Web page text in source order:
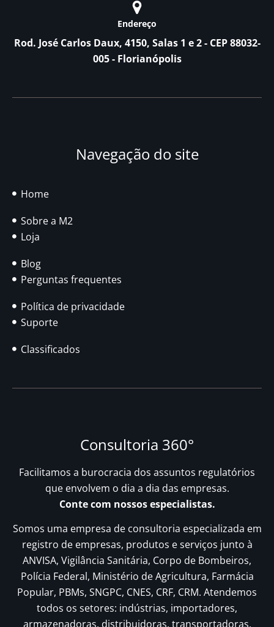
Endereço
Rod. José Carlos Daux, 4150, Salas 1 e 2 - CEP 88032-
005 - Florianópolis
Navegação do site
Home
Sobre a M2
Loja
Blog
Perguntas frequentes
Política de privacidade
Suporte
Classificados
Consultoria 360°
Facilitamos a burocracia dos assuntos regulatórios
que envolvem o dia a dia das empresas.
Conte com nossos especialistas.
Somos uma empresa de consultoria especializada em
registro de empresas, produtos e serviços junto à
ANVISA, Vigilância Sanitária, Corpo de Bombeiros,
Polícia Federal, Ministério de Agricultura, Farmácia
Popular, PBMs, SNGPC, CNES, CRF, CRM. Atendemos
todos os setores: indústrias, importadores,
armazenadoras, distribuidoras, transportadoras,